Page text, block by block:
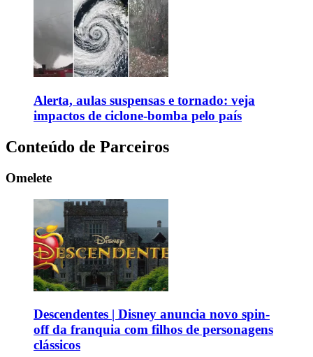
Alerta, aulas suspensas e tornado: veja
impactos de ciclone-bomba pelo país
Conteúdo de Parceiros
Omelete
Descendentes | Disney anuncia novo spin-
off da franquia com filhos de personagens
clássicos